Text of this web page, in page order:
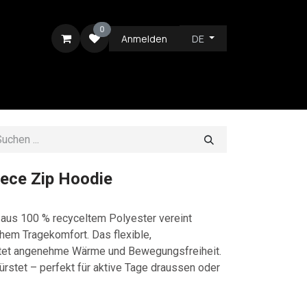
0
Anmelden DE
Zip Hoodie
100 % recyceltem Polyester vereint
Tragekomfort. Das flexible,
angenehme Wärme und Bewegungsfreiheit.
– perfekt für aktive Tage draussen oder